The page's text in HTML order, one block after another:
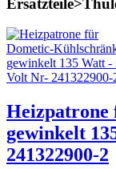
Heizpatrone
gewinkelt
241322900-2